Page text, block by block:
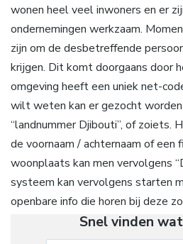
wonen heel veel inwoners en er
ondernemingen werkzaam.
zijn om de desbetreffende
krijgen. Dit komt doorgaans door
omgeving heeft een uniek net-
wilt weten kan er gezocht
“landnummer Djibouti”, of zoiets.
de voornaam / achternaam of een
woonplaats kan men vervolgens
systeem kan vervolgens starten
openbare info die horen bij deze
Snel vinden